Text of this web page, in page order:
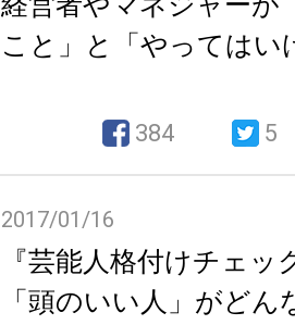
こと」と「やってはい
384 5
2017/01/16
『芸能人格付けチェッ
「頭のいい人」がど